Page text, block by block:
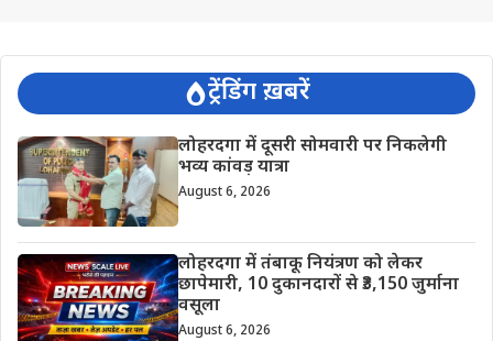
ट्रेंडिंग ख़बरें
लोहरदगा में दूसरी सोमवारी पर निकलेगी
भव्य कांवड़ यात्रा
August 6, 2026
लोहरदगा में तंबाकू नियंत्रण को लेकर
छापेमारी, 10 दुकानदारों से ₹3,150 जुर्माना
वसूला
August 6, 2026